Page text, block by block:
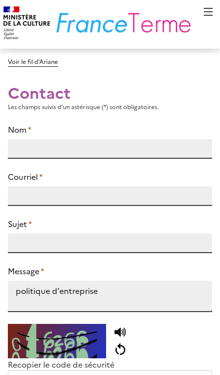
Voir le fil d’Ariane
Contact
Les champs suivis d’un astérisque (*) sont obligatoires.
Nom*
Courriel*
Sujet*
Message*
Recopier le code de sécurité